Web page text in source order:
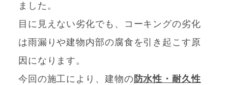
ました。
目に見えない劣化でも、コーキングの劣化
は雨漏りや建物内部の腐食を引き起こす原
因になります。
今回の施工により、建物の 防水性・耐久性